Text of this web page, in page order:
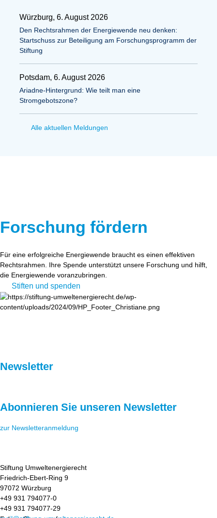
Würzburg, 6. August 2026
Den Rechtsrahmen der Energiewende neu denken:
Startschuss zur Beteiligung am Forschungsprogramm der
Stiftung
Potsdam, 6. August 2026
Ariadne-Hintergrund: Wie teilt man eine
Stromgebotszone?
Alle aktuellen Meldungen
Forschung fördern
Für eine erfolgreiche Energiewende braucht es einen effektiven
Rechtsrahmen. Ihre Spende unterstützt unsere Forschung und hilft,
die Energiewende voranzubringen.
Stiften und spenden
Newsletter
Abonnieren Sie unseren Newsletter
zur Newsletteranmeldung
Stiftung Umweltenergierecht
Friedrich-Ebert-Ring 9
97072 Würzburg
+49 931 794077-0
+49 931 794077-29